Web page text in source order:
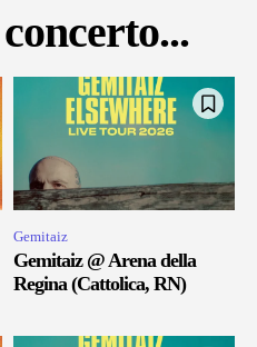
Gemitaiz
Gemitaiz @ Arena della
Regina (Cattolica, RN)